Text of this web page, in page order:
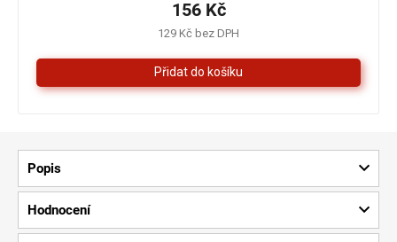
je
4,0
z
5
hvězdiček.
129 Kč bez DPH
156 Kč
Popis
Hodnocení